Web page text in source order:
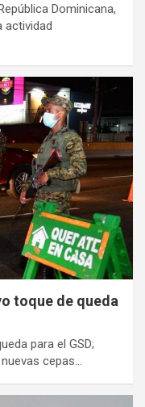
Dominicana,
actividad
toque de queda
para el GSD;
cepas…